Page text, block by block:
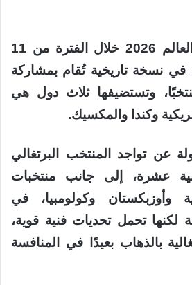
وتقام بطولة كأس العالم 2026 خلال الفترة من 11
10 يوليو، في نسخة تاريخية تُقام بمشاركة
تضم 40 منتخبًا، وتستضيفها ثلاث دول هي
وكندا والمكسيك.
عن تواجد المنتخب البرتغالي
عشرة، إلى جانب منتخبات
وأوزبكستان وكولومبيا، في
لكنها تحمل تحديات فنية قوية،
بالذهاب بعيدًا في المنافسة